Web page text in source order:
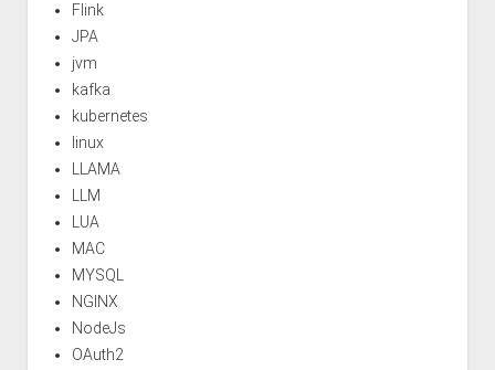
Flink
JPA
jvm
kafka
kubernetes
linux
LLAMA
LLM
LUA
MAC
MYSQL
NGINX
NodeJs
OAuth2